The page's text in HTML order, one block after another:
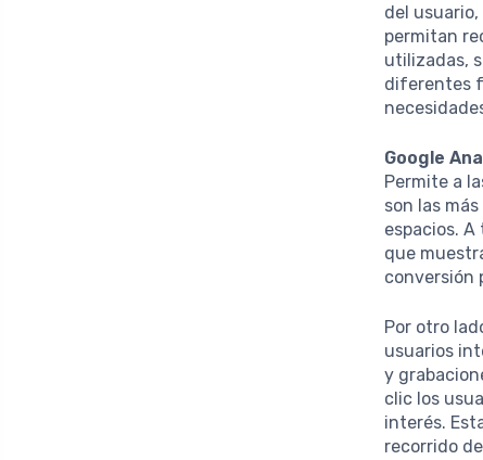
del
permitan
utilizadas,
diferentes
Google
Permite a
son las
espacios.
que
conversión
Por otro
usuarios
y
clic los
interés.
recorrido